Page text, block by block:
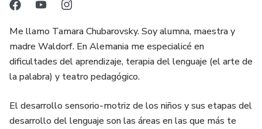
Me llamo Tamara Chubarovsky. Soy alumna, maestra y
madre Waldorf. En Alemania me especialicé en
dificultades del aprendizaje, terapia del lenguaje (el arte de
la palabra) y teatro pedagógico.
El desarrollo sensorio-motriz de los niños y sus etapas del
desarrollo del lenguaje son las áreas en las que más te